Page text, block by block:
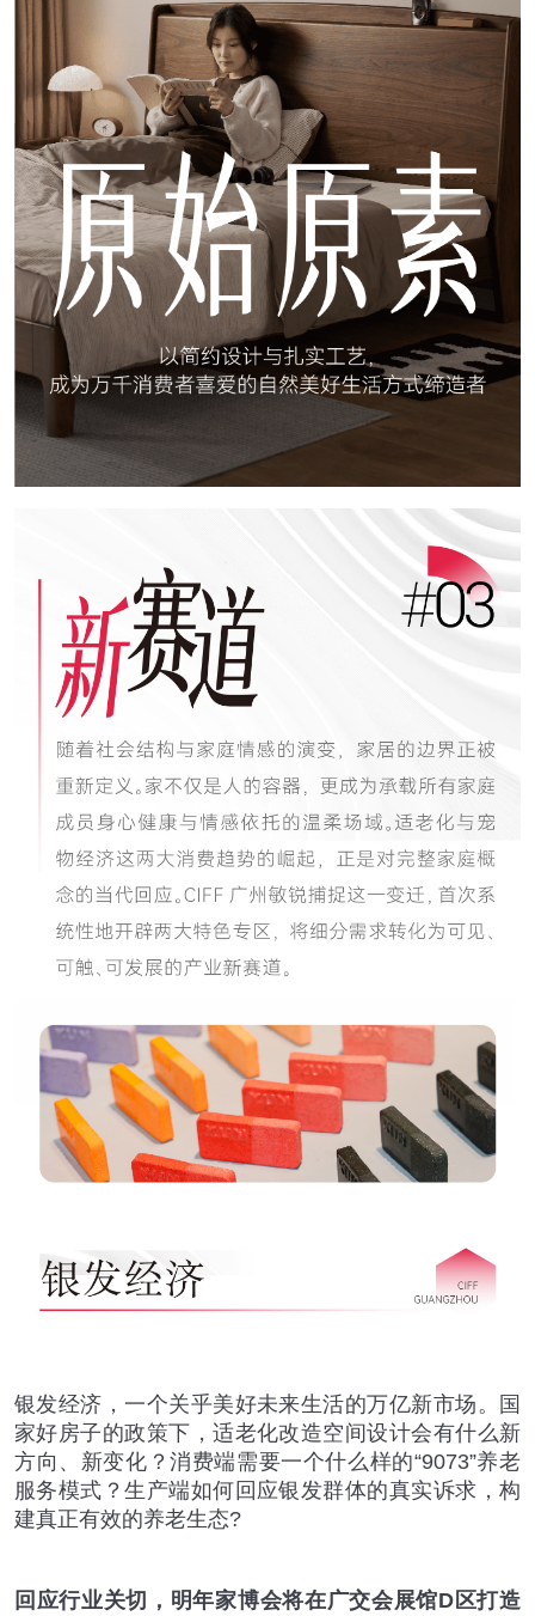
银发经济，一个关乎美好未来生活的万亿新市场。国
家好房子的政策下，适老化改造空间设计会有什么新
方向、新变化？消费端需要一个什么样的“9073”养老
服务模式？生产端如何回应银发群体的真实诉求，构
建真正有效的养老生态?
回应行业关切，明年家博会将在广交会展馆D区打造